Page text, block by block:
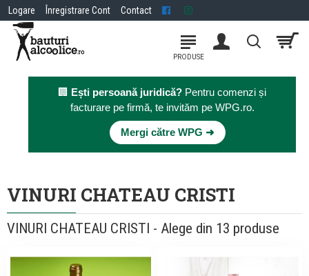
Logare Înregistrare Cont Contact
🏢 Ești persoană juridică? Pentru comenzi și
facturare pe firmă, te invităm pe WPG.ro.
Mergi către WPG ➜
VINURI CHATEAU CRISTI
VINURI CHATEAU CRISTI - Alege din 13 produse